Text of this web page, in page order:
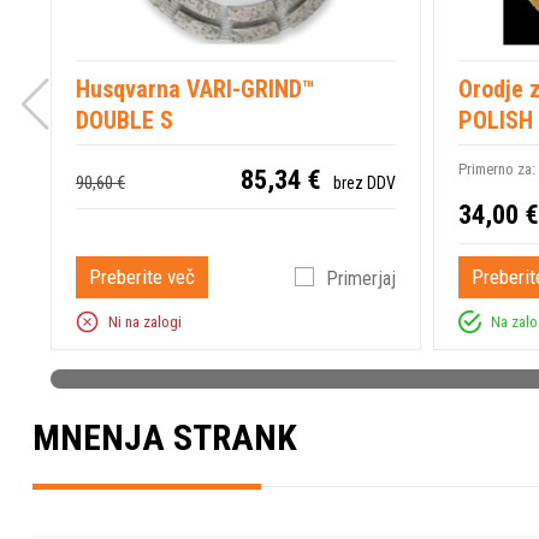
Husqvarna VARI-GRIND™
DOUBLE S
90,60 € 85,34 € brez DDV
Preberite več Primerjaj
Ni na zalogi
Orodje
Primerno za:
34,00 €
Na
MNENJA STRANK